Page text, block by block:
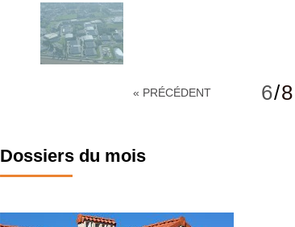
« PRÉCÉDENT 6/8
Dossiers du mois